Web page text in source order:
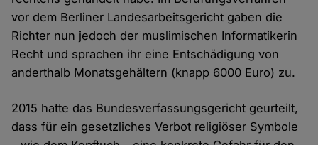
vor dem Berliner Landesarbeitsgericht gaben die
Richter nun jedoch der muslimischen Informatikerin
Recht und sprachen ihr eine Entschädigung von
anderthalb Monatsgehältern (knapp 6000 Euro) zu.
2015 hatte das Bundesverfassungsgericht geurteilt,
dass für ein gesetzliches Verbot religiöser Symbole